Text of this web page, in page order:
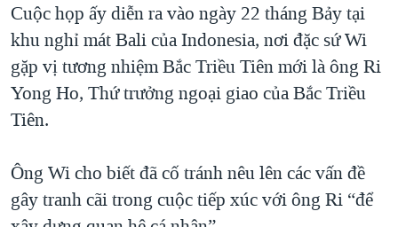
Cuộc họp ấy diễn ra vào ngày 22 tháng Bảy tại
khu nghỉ mát Bali của Indonesia, nơi đặc sứ Wi
gặp vị tương nhiệm Bắc Triều Tiên mới là ông Ri
Yong Ho, Thứ trưởng ngoại giao của Bắc Triều
Tiên.
Ông Wi cho biết đã cố tránh nêu lên các vấn đề
gây tranh cãi trong cuộc tiếp xúc với ông Ri “để